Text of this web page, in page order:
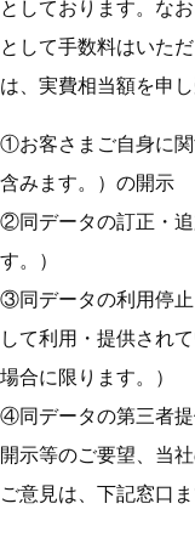
としております。な
として手数料はいた
は、実費相当額を申
①お客さまご自身に
含みます。）の開示
②同データの訂正・追
す。）
③同データの利用停止
して利用・提供され
場合に限ります。）
④同データの第三者
開示等のご要望、当
ご意見は、下記窓口